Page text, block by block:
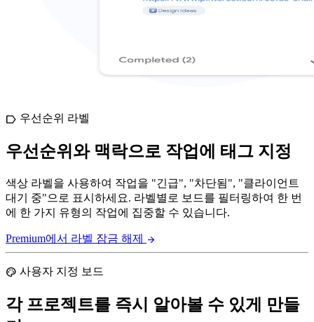
label 우선순위 라벨
우선순위와 맥락으로 작업에 태그 지정
색상 라벨을 사용하여 작업을 "긴급", "차단됨", "클라이언트
대기 중"으로 표시하세요. 라벨별로 보드를 필터링하여 한 번
에 한 가지 유형의 작업에 집중할 수 있습니다.
Premium에서 라벨 잠금 해제 arrow_forward
palette 사용자 지정 보드
각 프로젝트를 즉시 알아볼 수 있게 만들